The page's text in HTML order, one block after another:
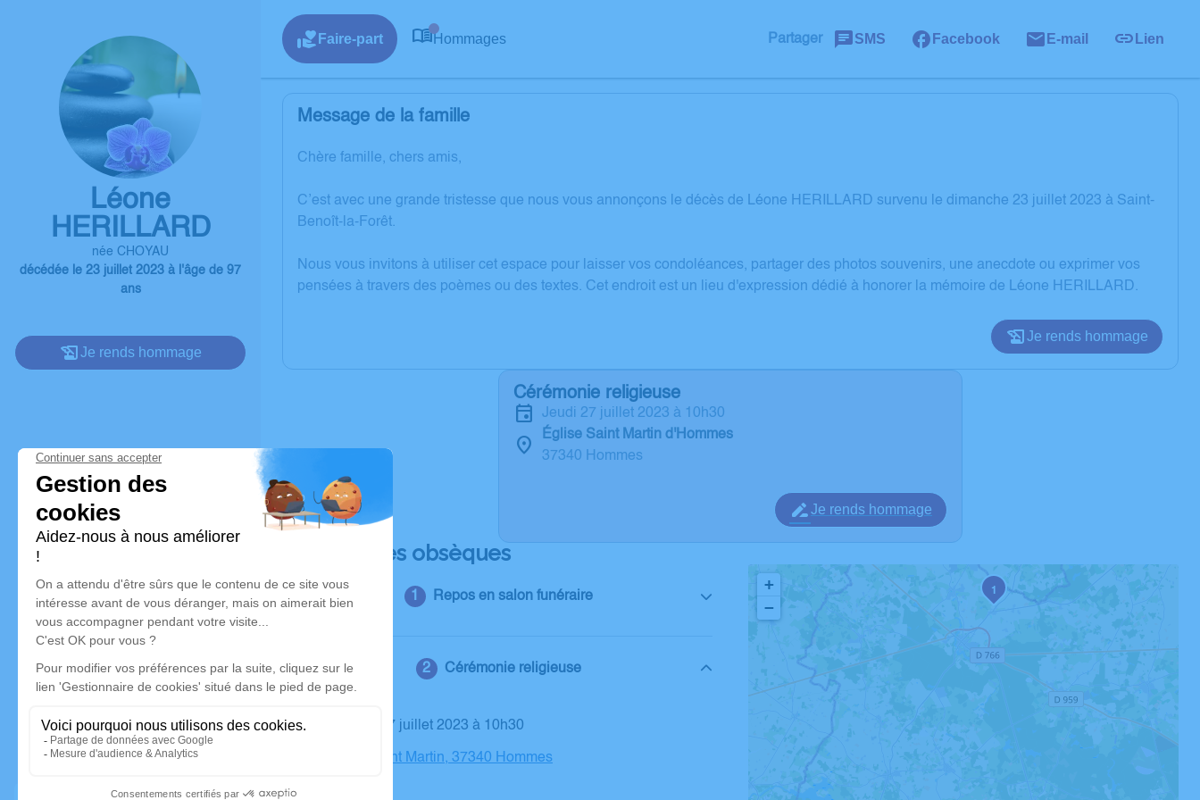
Léone
HERILLARD
née CHOYAU
décédée le 23 juillet 2023 à l'âge de 97
ans
Je rends hommage
Faire-part Hommages Partager SMS Facebook E-mail Lien
Message de la famille
Chère famille, chers amis,
C’est avec une grande tristesse que nous vous annonçons le décès de Léone HERILLARD survenu le dimanche 23 juillet 2023 à Saint-
Benoît-la-Forêt.
Nous vous invitons à utiliser cet espace pour laisser vos condoléances, partager des photos souvenirs, une anecdote ou exprimer vos
pensées à travers des poèmes ou des textes. Cet endroit est un lieu d'expression dédié à honorer la mémoire de Léone HERILLARD.
Je rends hommage
Cérémonie religieuse
jeudi 27 juillet 2023 à 10h30
Église Saint Martin d'Hommes
37340 Hommes
Je rends hommage
Déroulé des obsèques
Repos en salon funéraire
Cérémonie religieuse
Le jeudi 27 juillet 2023 à 10h30
Église Saint Martin, 37340 Hommes
1
+
−